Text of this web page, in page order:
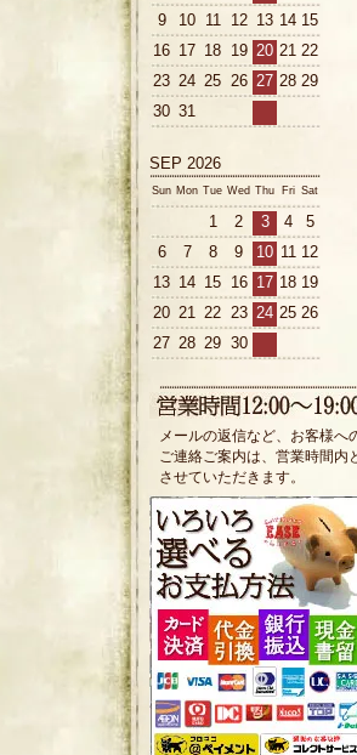
9
10 11 12 13 14 15
16 17 18 19 20 21 22
23 24 25 26 27 28 29
30 31
SEP 2026
Sun Mon Tue Wed Thu Fri Sat
1 2 3 4
5
6
7 8 9 10 11 12
13 14 15 16 17 18 19
20 21 22 23 24 25 26
27 28 29 30
メールの返信など、お客様へ
ご連絡ご案内は、営業時間内
させていただきます。